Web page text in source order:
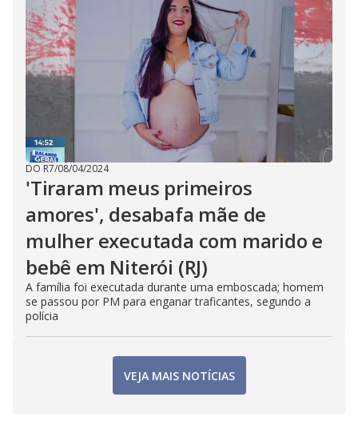
DO R7/08/04/2024
'Tiraram meus primeiros
amores', desabafa mãe de
mulher executada com marido e
bebê em Niterói (RJ)
A família foi executada durante uma emboscada; homem
se passou por PM para enganar traficantes, segundo a
polícia
VEJA MAIS NOTÍCIAS